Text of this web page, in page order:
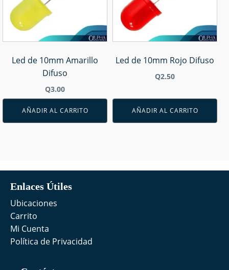
Led de 10mm Amarillo
Difuso
Q3.00
AÑADIR AL CARRITO
Led de 10mm Rojo Difuso
Q2.50
AÑADIR AL CARRITO
Enlaces Útiles
Ubicaciones
Carrito
Mi Cuenta
Política de Privacidad